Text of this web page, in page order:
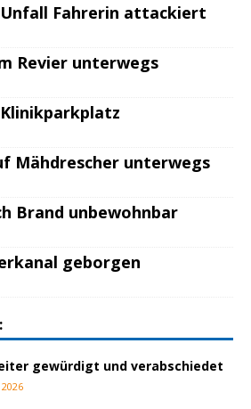
Fahrerin attackiert
Revier unterwegs
Mähdrescher unterwegs
Brand unbewohnbar
geborgen
gewürdigt und verabschiedet